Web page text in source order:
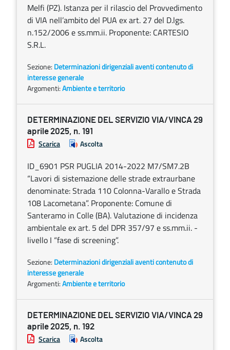
Melfi (PZ). Istanza per il rilascio del Provvedimento
di VIA nell’ambito del PUA ex art. 27 del D.lgs.
n.152/2006 e ss.mm.ii. Proponente: CARTESIO
S.R.L.
Sezione: Determinazioni dirigenziali aventi contenuto di
interesse generale
Argomenti:Ambiente e territorio
DETERMINAZIONE DEL SERVIZIO VIA/VINCA 29
aprile 2025, n. 191
Scarica Ascolta
ID_6901 PSR PUGLIA 2014-2022 M7/SM7.2B
“Lavori di sistemazione delle strade extraurbane
denominate: Strada 110 Colonna-Varallo e Strada
108 Lacometana”. Proponente: Comune di
Santeramo in Colle (BA). Valutazione di incidenza
ambientale ex art. 5 del DPR 357/97 e ss.mm.ii. -
livello I “fase di screening”.
Sezione: Determinazioni dirigenziali aventi contenuto di
interesse generale
Argomenti:Ambiente e territorio
DETERMINAZIONE DEL SERVIZIO VIA/VINCA 29
aprile 2025, n. 192
Scarica Ascolta